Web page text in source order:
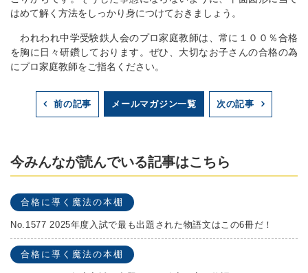
はめて解く方法をしっかり身につけておきましょう。
われわれ中学受験鉄人会のプロ家庭教師は、常に１００％合格
を胸に日々研鑽しております。ぜひ、大切なお子さんの合格の為
にプロ家庭教師をご指名ください。
前の記事 メールマガジン一覧 次の記事
今みんなが読んでいる記事はこちら
合格に導く魔法の本棚
No.1577 2025年度入試で最も出題された物語文はこの6冊だ！
合格に導く魔法の本棚